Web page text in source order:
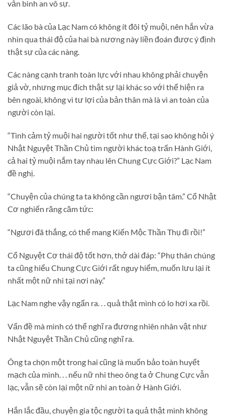
vẫn bình an vô sự.
Các lão bà của Lạc Nam có không ít đôi tỷ muội, nên hắn vừa
nhìn qua thái độ của hai bà nương này liền đoán được ý định
thật sự của các nàng.
Các nàng cạnh tranh toàn lực với nhau không phải chuyện
giả vờ, nhưng mục đích thật sự lại khác so với thể hiện ra
bên ngoài, không vì tư lợi của bản thân mà là vì an toàn của
người còn lại.
“Tình cảm tỷ muội hai người tốt như thế, tại sao không hỏi ý
Nhật Nguyệt Thần Chủ tìm người khác toạ trấn Hành Giới,
cả hai tỷ muội nắm tay nhau lên Chung Cực Giới?” Lạc Nam
đề nghị.
“Chuyện của chúng ta ta không cần ngươi bận tâm.” Cổ Nhật
Cơ nghiến răng căm tức:
“Ngươi đã thắng, có thể mang Kiến Mộc Thần Thụ đi rồi!”
Cổ Nguyệt Cơ thái độ tốt hơn, thở dài đáp: “Phụ thân chúng
ta cũng hiểu Chung Cực Giới rất nguy hiểm, muốn lưu lại ít
nhất một nữ nhi tại nơi này.”
Lạc Nam nghe vậy ngẩn ra. . . quả thật mình có lo hơi xa rồi.
Vấn đề mà mình có thể nghĩ ra đương nhiên nhân vật như
Nhật Nguyệt Thần Chủ cũng nghĩ ra.
Ông ta chọn một trong hai cũng là muốn bảo toàn huyết
mạch của mình. . . nếu nữ nhi theo ông ta ở Chung Cực vẫn
lạc, vẫn sẽ còn lại một nữ nhi an toàn ở Hành Giới.
Hắn lắc đầu, chuyện gia tộc người ta quả thật mình không